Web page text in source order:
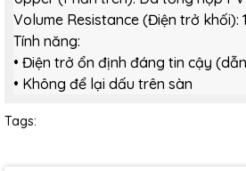
Volume Resistance (Điện trở khối):
Tính năng:
• Điện trở ổn định đáng tin cậy
• Không để lại dấu trên sàn
Tags: